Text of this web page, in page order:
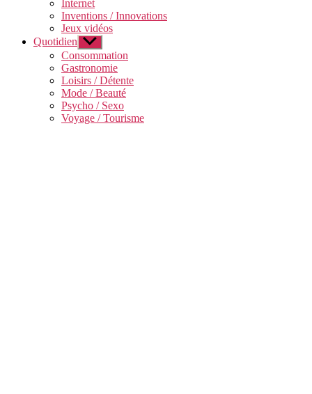
Internet
Inventions / Innovations
Jeux vidéos
Quotidien Afficher
le
sous-
menu
Consommation
Gastronomie
Loisirs / Détente
Mode / Beauté
Psycho / Sexo
Voyage / Tourisme